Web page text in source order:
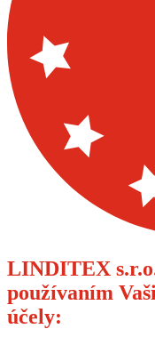
LINDITEX
používaním
účely: